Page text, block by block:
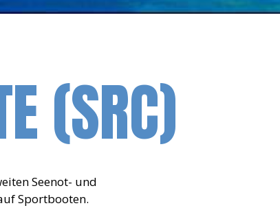
(SRC)
Seenot- und
Sportbooten.